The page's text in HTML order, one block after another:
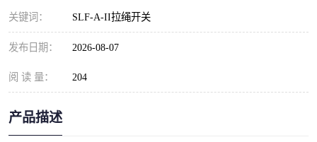
关键词： SLF-A-II拉绳开关
发布日期： 2026-08-07
阅 读 量： 204
产品描述